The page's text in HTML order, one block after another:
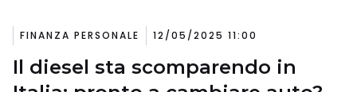
FINANZA PERSONALE 12/05/2025 11:00
Il diesel sta scomparendo in